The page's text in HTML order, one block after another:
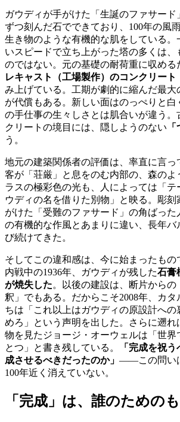
ガウディが手がけた「生誕のファサード
ずつ刻んだ石でできており、100年の風
生き物のような有機的な肌をしている。
いスピードで立ち上がった塔の多くは、
のではない。元の基礎の耐荷重に収める
レキャスト（工場製作）のコンクリート
み上げている。工期が劇的に縮んだ最大
が代償もある。新しい面はのっぺりと白
の手仕事の生々しさとは肌合いが違う。
クリートの境目には、隠しようのない
う。
地元の建築関係者の評価は、率直に言っ
客が「荘厳」と息をのむ内部の、森のよ
ラスの極彩色の光も、人によっては「
ウディの名を借りた別物」と映る。彫
がけた「受難のファサード」の角ばった
の有機的な作風とあまりに違い、長年バ
び続けてきた。
そしてこの違和感は、今に始まったもの
内戦中の1936年、ガウディが残した石膏
が焼失した。以後の建設は、断片から
釈」でもある。だからこそ2008年、カ
ちは「これ以上はガウディの原設計への
めろ」という声明を出した。さらに遡れ
物を見たジョージ・オーウェルは「世界
とつ」と書き残している。
「完成を祝
成させるべきだったのか」 ——この問い
100年近く消えていない。
「完成」は、誰のための